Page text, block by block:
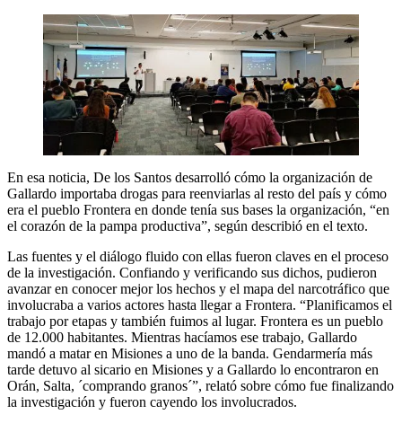
En esa noticia, De los Santos desarrolló cómo la organización de
Gallardo importaba drogas para reenviarlas al resto del país y cómo
era el pueblo Frontera en donde tenía sus bases la organización, “en
el corazón de la pampa productiva”, según describió en el texto.
Las fuentes y el diálogo fluido con ellas fueron claves en el proceso
de la investigación. Confiando y verificando sus dichos, pudieron
avanzar en conocer mejor los hechos y el mapa del narcotráfico que
involucraba a varios actores hasta llegar a Frontera. “Planificamos el
trabajo por etapas y también fuimos al lugar. Frontera es un pueblo
de 12.000 habitantes. Mientras hacíamos ese trabajo, Gallardo
mandó a matar en Misiones a uno de la banda. Gendarmería más
tarde detuvo al sicario en Misiones y a Gallardo lo encontraron en
Orán, Salta, ´comprando granos´”, relató sobre cómo fue finalizando
la investigación y fueron cayendo los involucrados.